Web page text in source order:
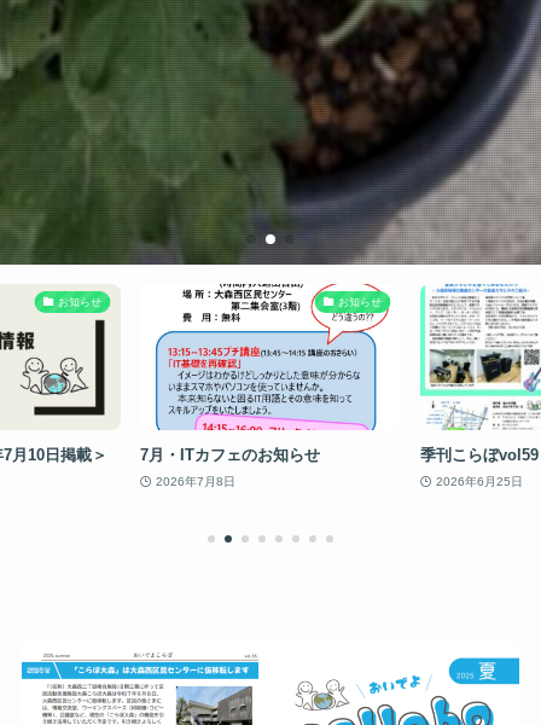
お知らせ
月10日掲載＞
お知らせ
7月・ITカフェのお知らせ
2026年7月8日
季刊こらぼ
2026年6月25日